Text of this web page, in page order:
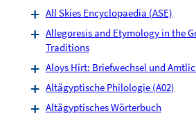
All Skies Encyclopaedia (ASE)
Allegoresis and Etymology in the
Traditions
Aloys Hirt: Briefwechsel und
Altägyptische Philologie (A02)
Altägyptisches Wörterbuch